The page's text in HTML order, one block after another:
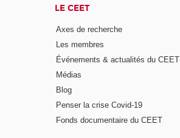
LE CEET
Axes de recherche
Les membres
Événements & actualités du CEET
Médias
Blog
Penser la crise Covid-19
Fonds documentaire du CEET